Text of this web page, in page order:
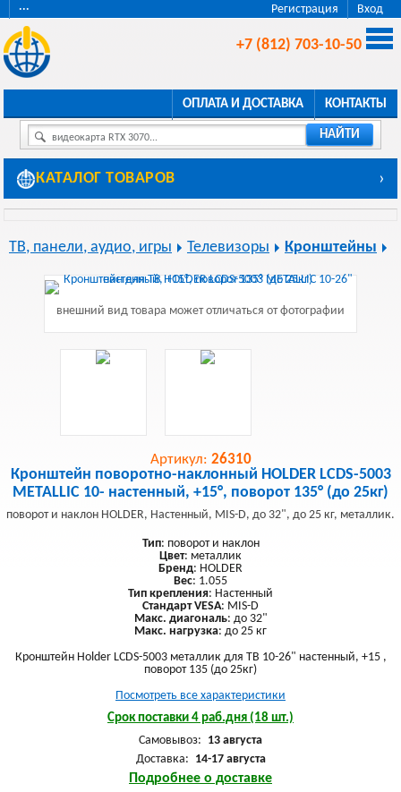
Регистрация Вход
···
+7 (812) 703-10-50
ОПЛАТА И ДОСТАВКА КОНТАКТЫ
видеокарта RTX 3070... НАЙТИ
КАТАЛОГ ТОВАРОВ ›
ТВ, панели, аудио, игры Телевизоры Кронштейны
внешний вид товара может отличаться от фотографии
Артикул: 26310
Кронштейн поворотно-наклонный HOLDER LCDS-5003
METALLIC 10- настенный, +15°, поворот 135° (до 25кг)
поворот и наклон HOLDER, Настенный, MIS-D, до 32", до 25 кг, металлик.
Тип: поворот и наклон
Цвет: металлик
Бренд: HOLDER
Вес: 1.055
Тип крепления: Настенный
Стандарт VESA: MIS-D
Макс. диагональ: до 32"
Макс. нагрузка: до 25 кг
Кронштейн Holder LCDS-5003 металлик для ТВ 10-26" настенный, +15 ,
поворот 135 (до 25кг)
Посмотреть все характеристики
Срок поставки 4 раб.дня (18 шт.)
Самовывоз: 13 августа
Доставка: 14-17 августа
Подробнее о доставке